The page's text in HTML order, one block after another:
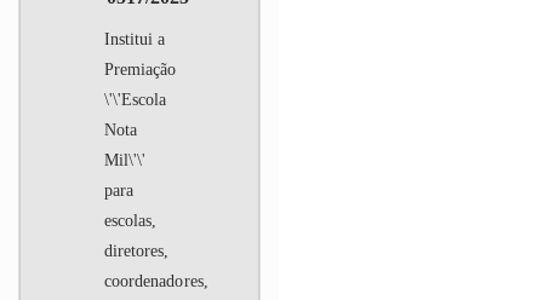
Institui a
Premiação
\'\'Escola
Nota
Mil\'\'
para
escolas,
diretores,
coordenadores,